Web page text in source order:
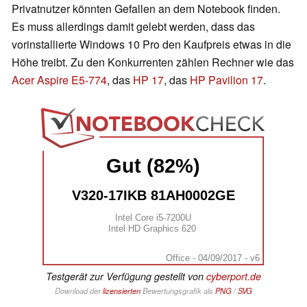
Privatnutzer könnten Gefallen an dem Notebook finden.
Es muss allerdings damit gelebt werden, dass das
vorinstallierte Windows 10 Pro den Kaufpreis etwas in die
Höhe treibt. Zu den Konkurrenten zählen Rechner wie das
Acer Aspire E5-774, das HP 17, das HP Pavilion 17.
Gut (82%)
V320-17IKB 81AH0002GE
Intel Core i5-7200U
Intel HD Graphics 620
Office - 04/09/2017 - v6
Testgerät zur Verfügung gestellt von cyberport.de
Download derlizensiertenBewertungsgrafik als PNG/SVG